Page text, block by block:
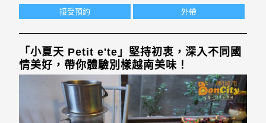
接受預約 外帶
「小夏天 Petit e'te」堅持初衷，深入不同國
情美好，帶你體驗別樣越南美味！